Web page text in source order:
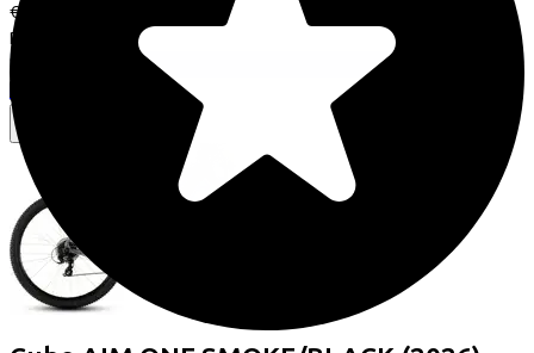
€20,43
Prijs
Bespaar
Bekijk